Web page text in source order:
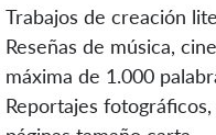
Trabajos de creación
Reseñas de música,
máxima de 1.000
Reportajes